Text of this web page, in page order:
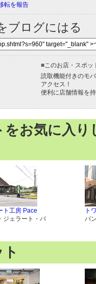
転を報告
ブログにはる
■このお店・スポッ
読取機能付きのモ
アクセス！
便利に店舗情報を
をお気に入
ト工房 Pace
ジェラート・パ
ト
パ